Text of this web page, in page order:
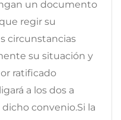
un documento
regir su
circunstancias
su situación y
ratificado
a los dos a
convenio.Si la